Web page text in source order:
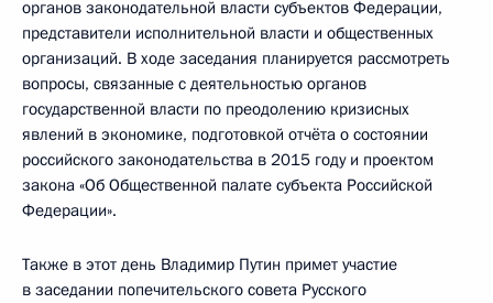
органов законодательной власти субъектов Федерации,
представители исполнительной власти и общественных
организаций. В ходе заседания планируется рассмотреть
вопросы, связанные с деятельностью органов
государственной власти по преодолению кризисных
явлений в экономике, подготовкой отчёта о состоянии
российского законодательства в 2015 году и проектом
закона «Об Общественной палате субъекта Российской
Федерации».
Также в этот день Владимир Путин примет участие
в заседании попечительского совета Русского